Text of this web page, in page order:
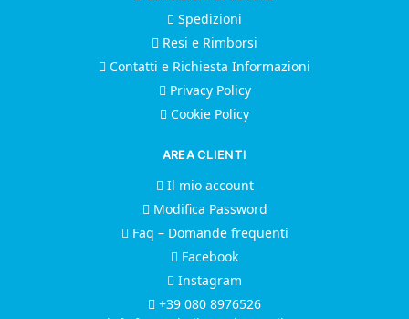
Spedizioni
Resi e Rimborsi
Contatti e Richiesta Informazioni
Privacy Policy
Cookie Policy
AREA CLIENTI
Il mio account
Modifica Password
Faq – Domande frequenti
Facebook
Instagram
+39 080 8976526